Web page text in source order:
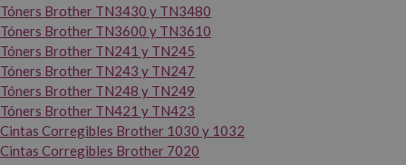
Tóners Brother TN3430 y TN3480
Tóners Brother TN3600 y TN3610
Tóners Brother TN241 y TN245
Tóners Brother TN243 y TN247
Tóners Brother TN248 y TN249
Tóners Brother TN421 y TN423
Cintas Corregibles Brother 1030 y 1032
Cintas Corregibles Brother 7020